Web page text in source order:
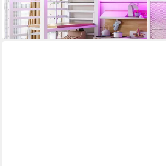
lieferbar - in 5-6 Werktagen bei dir